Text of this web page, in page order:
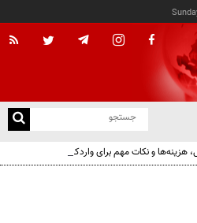
و نکات مهم برای واردکنندگان